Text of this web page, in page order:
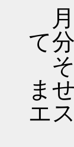
月
て
そ
ま
エ